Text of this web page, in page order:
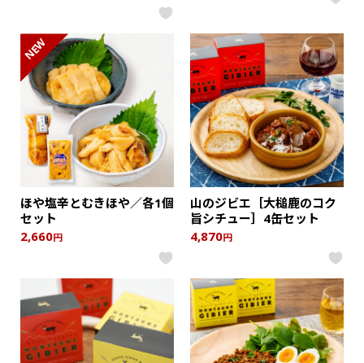
NEW
ほや塩辛とむきほや／各1個
セット
2,660円
山のジビエ［大槌鹿のコク
旨シチュー］4缶セット
4,870円